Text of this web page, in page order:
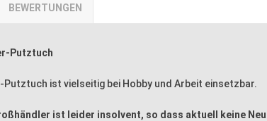
BEWERTUNGEN
Putztuch
ist vielseitig bei Hobby und Arbeit einsetzbar.
ist leider insolvent, so dass aktuell keine